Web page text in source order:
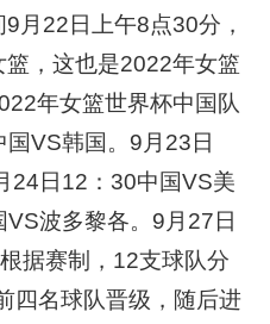
月22日上午8点30分，
，这也是2022年女篮
年女篮世界杯中国队
VS韩国。9月23日
24日12：30中国VS美
波多黎各。9月27日
据赛制，12支球队分
四名球队晋级，随后进